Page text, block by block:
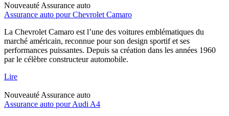
Nouveauté Assurance auto
Assurance auto pour Chevrolet Camaro
La Chevrolet Camaro est l’une des voitures emblématiques du
marché américain, reconnue pour son design sportif et ses
performances puissantes. Depuis sa création dans les années 1960
par le célèbre constructeur automobile.
Lire
Nouveauté Assurance auto
Assurance auto pour Audi A4